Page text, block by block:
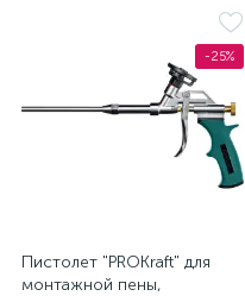
-25%
Пистолет "PROKraft" для
монтажной пены,